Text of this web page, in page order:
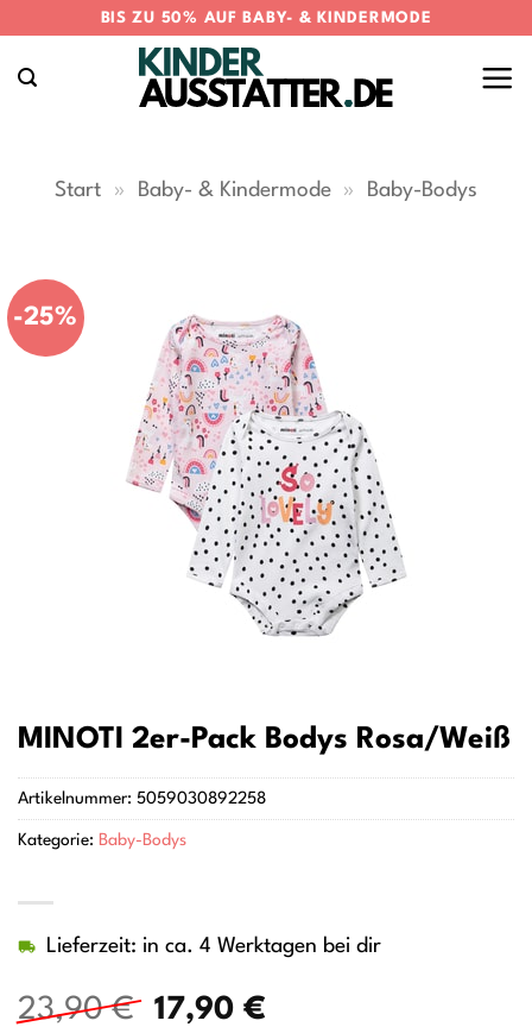
springen
BIS ZU 50% AUF BABY- & KINDERMODE
Start » Baby- & Kindermode » Baby-Bodys
-25%
MINOTI 2er-Pack Bodys Rosa/Weiß
23,90€
Ursprünglicher
17,90 €Aktueller
Lieferzeit: in ca. 4 Werktagen bei dir
Artikelnummer: 5059030892258
Kategorie: Baby-Bodys